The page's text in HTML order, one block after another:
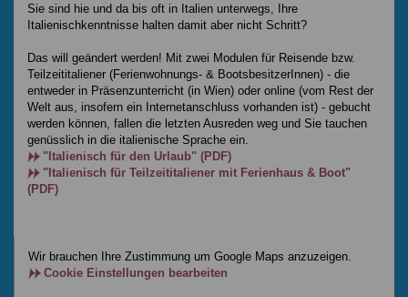
Sie sind hie und da bis oft in Italien unterwegs, Ihre
Italienischkenntnisse halten damit aber nicht Schritt?
Das will geändert werden! Mit zwei Modulen für Reisende bzw.
Teilzeititaliener (Ferienwohnungs- & BootsbesitzerInnen) - die
entweder in Präsenzunterricht (in Wien) oder online (vom Rest der
Welt aus, insofern ein Internetanschluss vorhanden ist) - gebucht
werden können, fallen die letzten Ausreden weg und Sie tauchen
genüsslich in die italienische Sprache ein.
"Italienisch für den Urlaub" (PDF)
"Italienisch für Teilzeititaliener mit Ferienhaus & Boot"
(PDF)
Wir brauchen Ihre Zustimmung um Google Maps anzuzeigen.
Cookie Einstellungen bearbeiten